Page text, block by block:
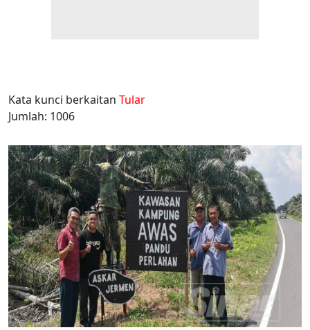
Kata kunci berkaitan Tular
Jumlah: 1006